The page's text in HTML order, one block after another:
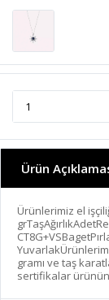
Ürün
Ürünlerimiz el
gramı ve taş
sertifikalar